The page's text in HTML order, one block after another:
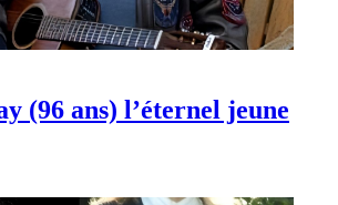
(96 ans) l’éternel jeune